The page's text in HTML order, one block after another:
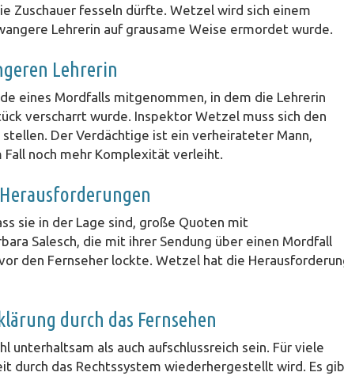
Zuschauer fesseln dürfte. Wetzel wird sich einem
Lehrerin auf grausame Weise ermordet wurde.
Lehrerin
eines Mordfalls mitgenommen, in dem die Lehrerin
verscharrt wurde. Inspektor Wetzel muss sich den
Der Verdächtige ist ein verheirateter Mann,
noch mehr Komplexität verleiht.
sie in der Lage sind, große Quoten mit
Salesch, die mit ihrer Sendung über einen Mordfall
den Fernseher lockte. Wetzel hat die
durch das Fernsehen
als auch aufschlussreich sein. Für viele
durch das Rechtssystem wiederhergestellt wird. Es